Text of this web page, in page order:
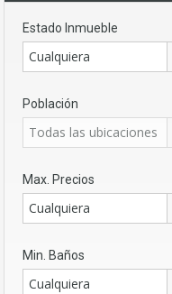
Estado Inmueble
Cualquiera
Población
Todas las ubicaciones
Max. Precios
Cualquiera
Min. Baños
Cualquiera